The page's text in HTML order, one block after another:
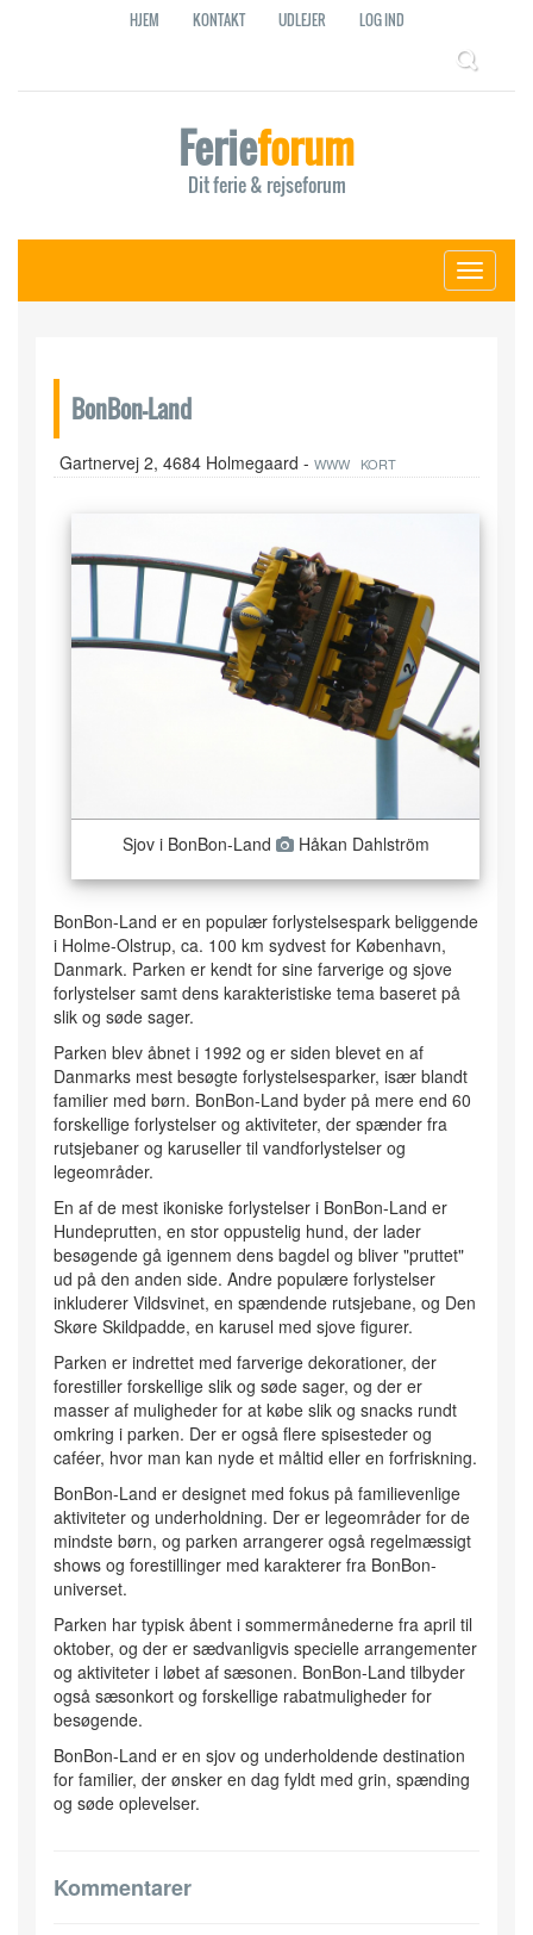
HJEM KONTAKT UDLEJER LOG IND
Ferieforum
Dit ferie & rejseforum
Toggle
BonBon-Land
Gartnervej 2, 4684 Holmegaard - WWW KORT
Sjov i BonBon-Land Håkan Dahlström
BonBon-Land er en populær forlystelsespark beliggende
i Holme-Olstrup, ca. 100 km sydvest for København,
Danmark. Parken er kendt for sine farverige og sjove
forlystelser samt dens karakteristiske tema baseret på
slik og søde sager.
Parken blev åbnet i 1992 og er siden blevet en af
Danmarks mest besøgte forlystelsesparker, især blandt
familier med børn. BonBon-Land byder på mere end 60
forskellige forlystelser og aktiviteter, der spænder fra
rutsjebaner og karuseller til vandforlystelser og
legeområder.
En af de mest ikoniske forlystelser i BonBon-Land er
Hundeprutten, en stor oppustelig hund, der lader
besøgende gå igennem dens bagdel og bliver "pruttet"
ud på den anden side. Andre populære forlystelser
inkluderer Vildsvinet, en spændende rutsjebane, og Den
Skøre Skildpadde, en karusel med sjove figurer.
Parken er indrettet med farverige dekorationer, der
forestiller forskellige slik og søde sager, og der er
masser af muligheder for at købe slik og snacks rundt
omkring i parken. Der er også flere spisesteder og
caféer, hvor man kan nyde et måltid eller en forfriskning.
BonBon-Land er designet med fokus på familievenlige
aktiviteter og underholdning. Der er legeområder for de
mindste børn, og parken arrangerer også regelmæssigt
shows og forestillinger med karakterer fra BonBon-
universet.
Parken har typisk åbent i sommermånederne fra april til
oktober, og der er sædvanligvis specielle arrangementer
og aktiviteter i løbet af sæsonen. BonBon-Land tilbyder
også sæsonkort og forskellige rabatmuligheder for
besøgende.
BonBon-Land er en sjov og underholdende destination
for familier, der ønsker en dag fyldt med grin, spænding
og søde oplevelser.
Kommentarer